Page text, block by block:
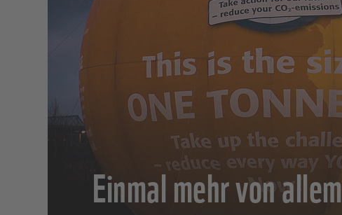
Einmal mehr von allem